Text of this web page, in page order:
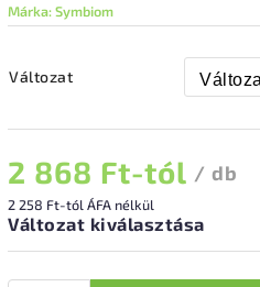
Márka:Symbiom
Változat
2 868 Ft-tól / db
2 258 Ft-tól ÁFA nélkül
Változat kiválasztása